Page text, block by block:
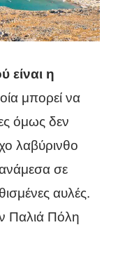
είναι η
μπορεί να
όμως δεν
λαβύρινθο
σε
αυλές.
Παλιά Πόλη